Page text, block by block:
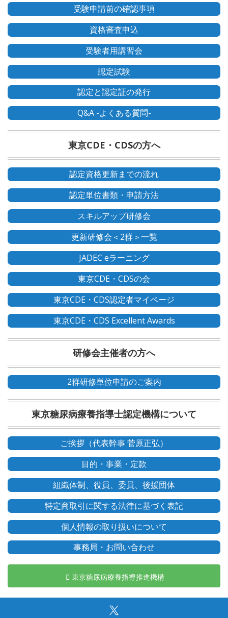
受験申請前の確認事項
資格審査申込
受験者用講習会
認定試験
認定と認定証の発行
Q&A -よくある質問-
東京CDE・CDSの方へ
認定資格更新までの流れ
認定単位書類・申請方法
スキルアップ研修会
更新研修会＜2群＞一覧
JADEC eラーニング
東京CDE・CDSの会
東京CDE・CDS認定者マイページ
東京CDE・CDS Excellent Awards
研修会主催者の方へ
2群研修単位申請のご案内
東京糖尿病療養指導士認定機構について
ご挨拶（代表幹事 菅原正弘）
目的・事業・定款
組織体制、役員、委員、後援団体
特定商取引に関する法律に基づく表記
個人情報の取り扱いについて
事務局・お問い合わせ
東京糖尿病療養指導推進機構